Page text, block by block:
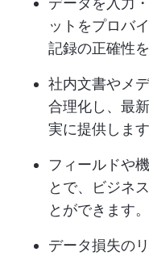
ットをプロバ
記録の正確性
社内文書やメ
合理化し、最
実に提供します
フィールドや
とで、ビジネ
とができます。
データ損失の